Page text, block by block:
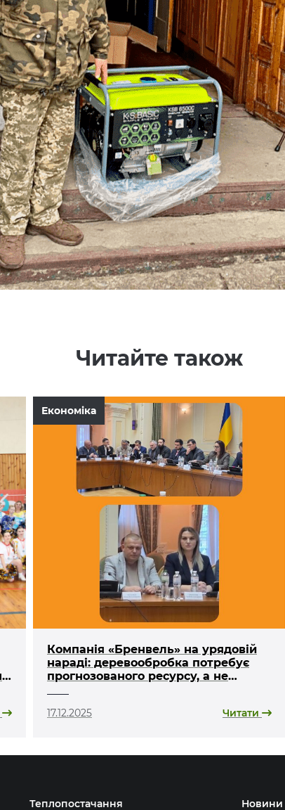
Читайте також
Економіка
Компанія «Бренвель» на урядовій
нараді: деревообробка потребує
прогнозованого ресурсу, а не
17.12.2025 Читати
Теплопостачання Новини